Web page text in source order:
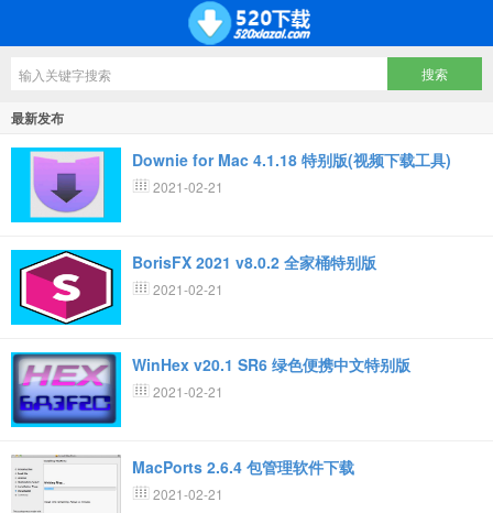
最新发布
Downie for Mac 4.1.18 特别版(视频下载工具)
2021-02-21
BorisFX 2021 v8.0.2 全家桶特别版
2021-02-21
WinHex v20.1 SR6 绿色便携中文特别版
2021-02-21
MacPorts 2.6.4 包管理软件下载
2021-02-21